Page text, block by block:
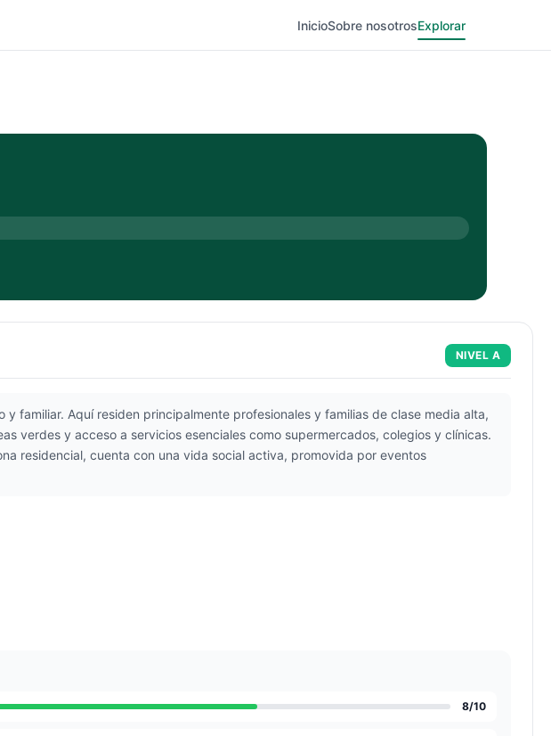
InicioSobre nosotrosExplorar
NIVEL A
familiar. Aquí residen principalmente profesionales y familias de clase media alta,
verdes y acceso a servicios esenciales como supermercados, colegios y clínicas.
residencial, cuenta con una vida social activa, promovida por eventos
8/10